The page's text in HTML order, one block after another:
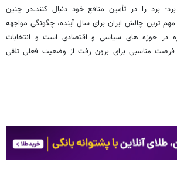
برد را در تأمین منافع خود دنبال کنند.در چنین
ترین چالش ایران برای سال آینده، چگونگی مواجهه
در حوزه های سیاسی و اقتصادی است و انتخابات
فرصت مناسبی برای برون رفت از وضعیت فعلی تلقی